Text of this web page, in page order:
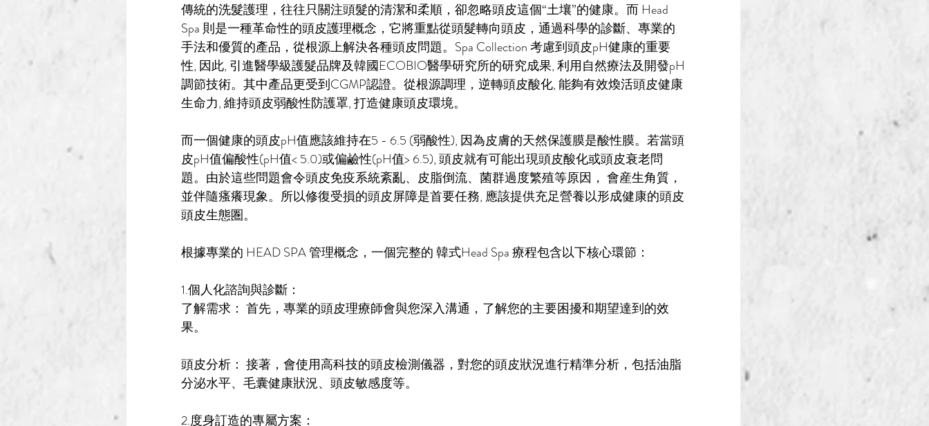
傳統的洗髮護理，往往只關注頭髮的清潔和柔順，卻忽略頭皮這個“土壤”的健康。而 Head
Spa 則是一種革命性的頭皮護理概念，它將重點從頭髮轉向頭皮，通過科學的診斷、專業的
手法和優質的產品，從根源上解決各種頭皮問題。Spa Collection 考慮到頭皮pH健康的重要
性, 因此, 引進醫學級護髮品牌及韓國ECOBIO醫學研究所的研究成果, 利用自然療法及開發pH
調節技術。其中產品更受到CGMP認證。從根源調理，逆轉頭皮酸化, 能夠有效煥活頭皮健康
生命力, 維持頭皮弱酸性防護罩, 打造健康頭皮環境。
而一個健康的頭皮pH值應該維持在5 - 6.5 (弱酸性), 因為皮膚的天然保護膜是酸性膜。若當頭
皮pH值偏酸性(pH值< 5.0)或偏鹼性(pH值> 6.5), 頭皮就有可能出現頭皮酸化或頭皮衰老問
題。由於這些問題會令頭皮免疫系統紊亂、皮脂倒流、菌群過度繁殖等原因， 會産生角質，
並伴隨瘙癢現象。所以修復受損的頭皮屏障是首要任務, 應該提供充足營養以形成健康的頭皮
頭皮生態圏。
根據專業的 HEAD SPA 管理概念，一個完整的 韓式Head Spa 療程包含以下核心環節：
1.個人化諮詢與診斷：
了解需求： 首先，專業的頭皮理療師會與您深入溝通，了解您的主要困擾和期望達到的效
果。
頭皮分析： 接著，會使用高科技的頭皮檢測儀器，對您的頭皮狀況進行精準分析，包括油脂
分泌水平、毛囊健康狀況、頭皮敏感度等。
2.度身訂造的專屬方案：